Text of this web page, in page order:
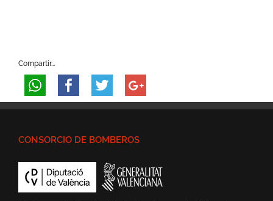
Compartir...
CONSORCIO DE BOMBEROS